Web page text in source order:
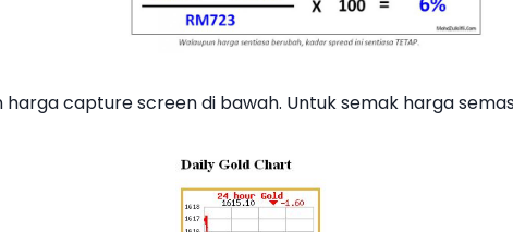
capture screen di bawah. Untuk semak harga